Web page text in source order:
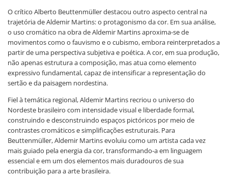
O crítico Alberto Beuttenmüller destacou outro aspecto central na
trajetória de Aldemir Martins: o protagonismo da cor. Em sua análise,
o uso cromático na obra de Aldemir Martins aproxima-se de
movimentos como o fauvismo e o cubismo, embora reinterpretados a
partir de uma perspectiva subjetiva e poética. A cor, em sua produção,
não apenas estrutura a composição, mas atua como elemento
expressivo fundamental, capaz de intensificar a representação do
sertão e da paisagem nordestina.
Fiel à temática regional, Aldemir Martins recriou o universo do
Nordeste brasileiro com intensidade visual e liberdade formal,
construindo e desconstruindo espaços pictóricos por meio de
contrastes cromáticos e simplificações estruturais. Para
Beuttenmüller, Aldemir Martins evoluiu como um artista cada vez
mais guiado pela energia da cor, transformando-a em linguagem
essencial e em um dos elementos mais duradouros de sua
contribuição para a arte brasileira.